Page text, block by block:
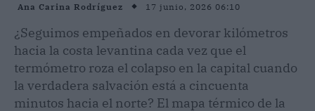
Ana Carina Rodríguez 17 junio, 2026 06:10
¿Seguimos empeñados en devorar kilómetros
hacia la costa levantina cada vez que el
termómetro roza el colapso en la capital cuando
la verdadera salvación está a cincuenta
minutos hacia el norte? El mapa térmico de la